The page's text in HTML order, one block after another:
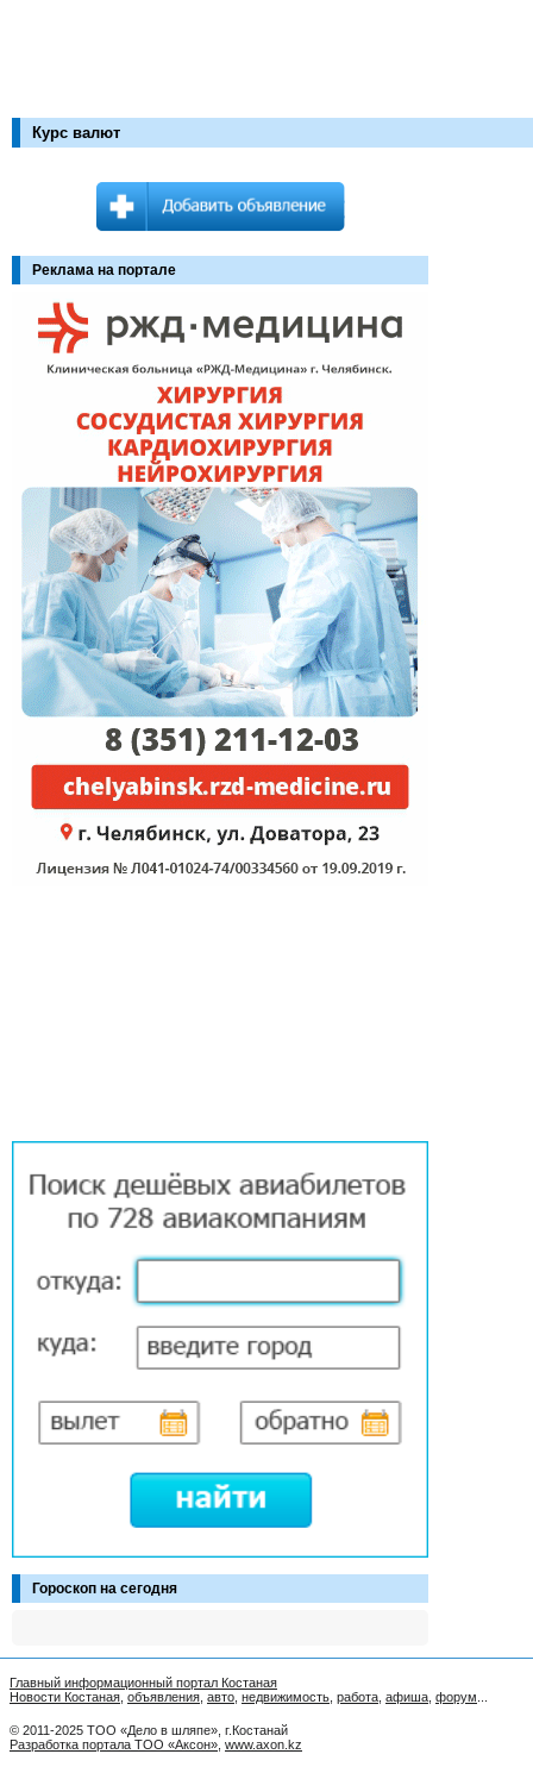
Курс валют
Реклама на портале
Гороскоп на сегодня
Главный информационный портал Костаная
Новости Костаная объявления авто недвижимость работа афиша форум
© 2011-2025 ТОО «Дело в шляпе», г.Костанай
Разработка портала ТОО «Аксон» www.axon.kz